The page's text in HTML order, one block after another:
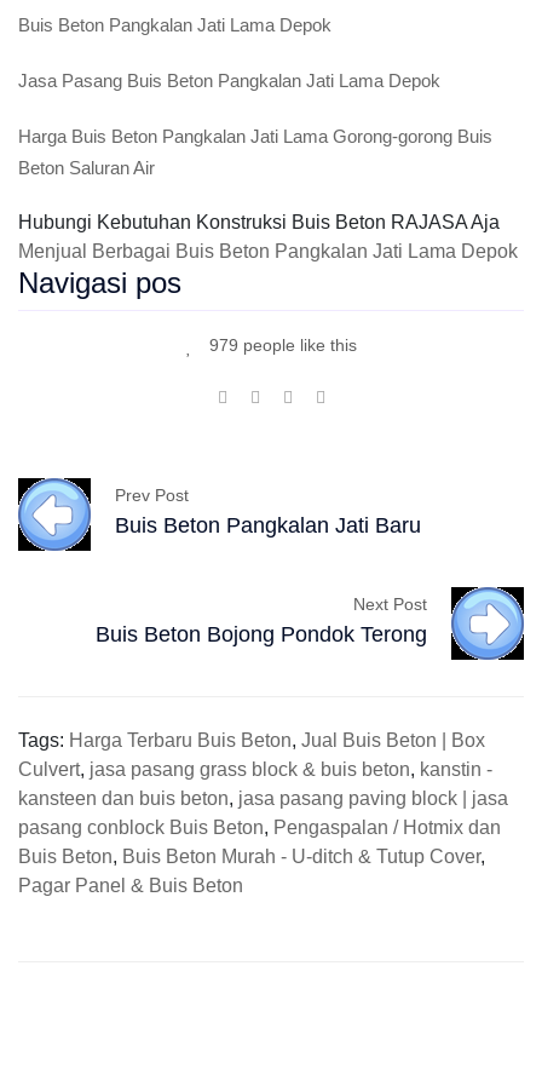
Buis Beton Pangkalan Jati Lama Depok
Jasa Pasang Buis Beton Pangkalan Jati Lama Depok
Harga Buis Beton Pangkalan Jati Lama Gorong-gorong Buis
Beton Saluran Air
Hubungi Kebutuhan Konstruksi Buis Beton RAJASA Aja
Menjual Berbagai Buis Beton Pangkalan Jati Lama Depok
Navigasi pos
979 people like this
Prev Post
Buis Beton Pangkalan Jati Baru
Next Post
Buis Beton Bojong Pondok Terong
Tags: Harga Terbaru Buis Beton, Jual Buis Beton | Box
Culvert, jasa pasang grass block & buis beton, kanstin -
kansteen dan buis beton, jasa pasang paving block | jasa
pasang conblock Buis Beton, Pengaspalan / Hotmix dan
Buis Beton, Buis Beton Murah - U-ditch & Tutup Cover,
Pagar Panel & Buis Beton